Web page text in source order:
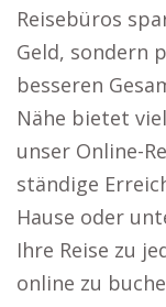
Reisebüros
Geld, sondern
besseren
Nähe bietet
unser Online-
ständige
Hause oder
Ihre Reise zu
online zu